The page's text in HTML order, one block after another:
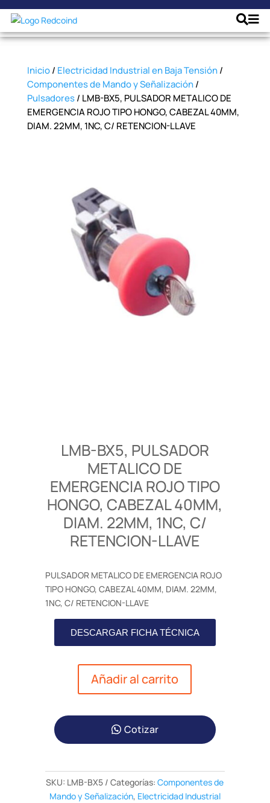
Inicio/ Electricidad Industrial en Baja Tensión/
Componentes de Mando y Señalización/
Pulsadores/ LMB-BX5, PULSADOR METALICO DE
EMERGENCIA ROJO TIPO HONGO, CABEZAL 40MM,
DIAM. 22MM, 1NC, C/ RETENCION-LLAVE
LMB-BX5, PULSADOR
METALICO DE
EMERGENCIA ROJO TIPO
HONGO, CABEZAL 40MM,
DIAM. 22MM, 1NC, C/
RETENCION-LLAVE
PULSADOR METALICO DE EMERGENCIA ROJO
TIPO HONGO, CABEZAL 40MM, DIAM. 22MM,
1NC, C/ RETENCION-LLAVE
DESCARGAR FICHA TÉCNICA
Añadir al carrito
Cotizar
SKU: LMB-BX5 Categorías:Componentes de
Mando y Señalización, Electricidad Industrial